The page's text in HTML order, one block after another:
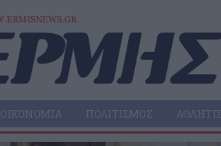
ΟΙΚΟΝΟΜΊΑ ΠΟΛΙΤΙΣΜΌΣ